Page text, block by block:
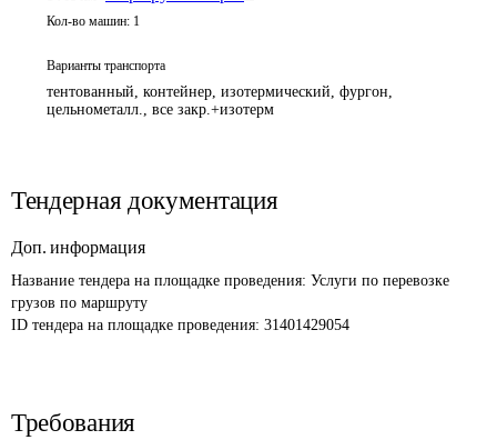
Кол-во машин: 1
Варианты транспорта
тентованный, контейнер, изотермический, фургон,
цельнометалл., все закр.+изотерм
Тендерная документация
Доп. информация
Название тендера на площадке проведения: Услуги по перевозке
грузов по маршруту
ID тендера на площадке проведения: 31401429054
Требования